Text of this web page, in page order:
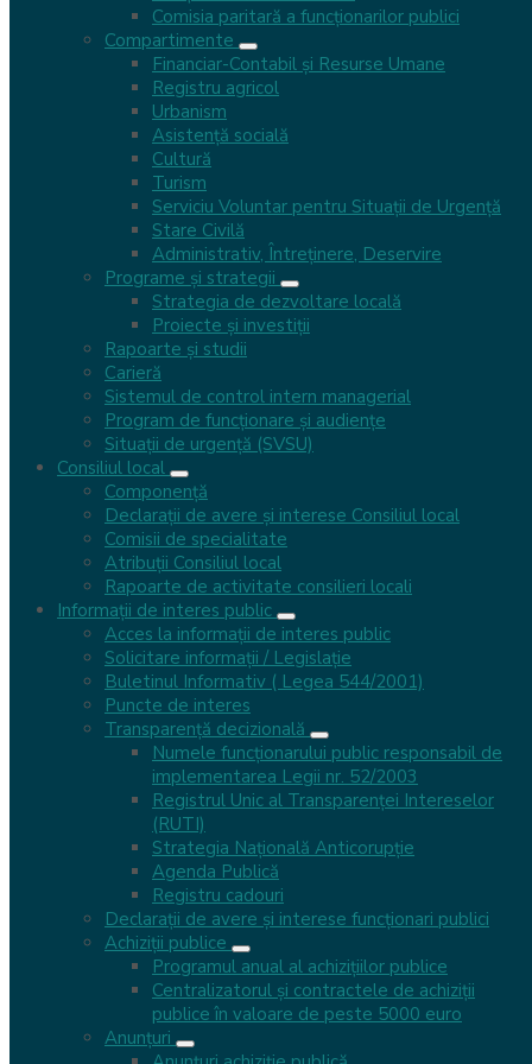
Comisia paritară a funcţionarilor publici
Compartimente
Financiar-Contabil și Resurse Umane
Registru agricol
Urbanism
Asistență socială
Cultură
Turism
Serviciu Voluntar pentru Situații de Urgență
Stare Civilă
Administrativ, Întreținere, Deservire
Programe și strategii
Strategia de dezvoltare locală
Proiecte și investiții
Rapoarte și studii
Carieră
Sistemul de control intern managerial
Program de funcționare și audiențe
Situații de urgență (SVSU)
Consiliul local
Componență
Declarații de avere și interese Consiliul local
Comisii de specialitate
Atribuții Consiliul local
Rapoarte de activitate consilieri locali
Informații de interes public
Acces la informaţii de interes public
Solicitare informații / Legislație
Buletinul Informativ ( Legea 544/2001)
Puncte de interes
Transparenţă decizională
Numele funcționarului public responsabil de
implementarea Legii nr. 52/2003
Registrul Unic al Transparenței Intereselor
(RUTI)
Strategia Națională Anticorupție
Agenda Publică
Registru cadouri
Declarații de avere și interese funcționari publici
Achiziții publice
Programul anual al achizițiilor publice
Centralizatorul și contractele de achiziții
publice în valoare de peste 5000 euro
Anunțuri
Mehadia
august 4, 2026
2 documente
Anunț privind publicarea Procesului-Verbal de
vizualizare a ofertelor depuse – Programul
Național „Masă Sănătoasă” (PNMS) – Liceul
Tehnologic Nicolae Stoica de Hațeg Mehadia
iulie 27, 2026
1 document
Anunț public privind depunerea solicitării de
obținere a autorizației de mediu – Centru de zi
pentru copii în sistem afterschool, Plugova
iulie 10, 2026
1 document
Anunț public privind depunerea solicitării de
obținere a autorizației de mediu – Alimentare cu
Apă Valea Bolvașnița
iulie 10, 2026
1 document
Anunț public privind depunerea solicitării de
obținere a autorizației de mediu